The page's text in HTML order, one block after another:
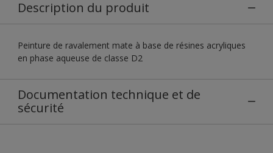
Description du produit
Peinture de ravalement mate à base de résines acryliques
en phase aqueuse de classe D2
Documentation technique et de
sécurité